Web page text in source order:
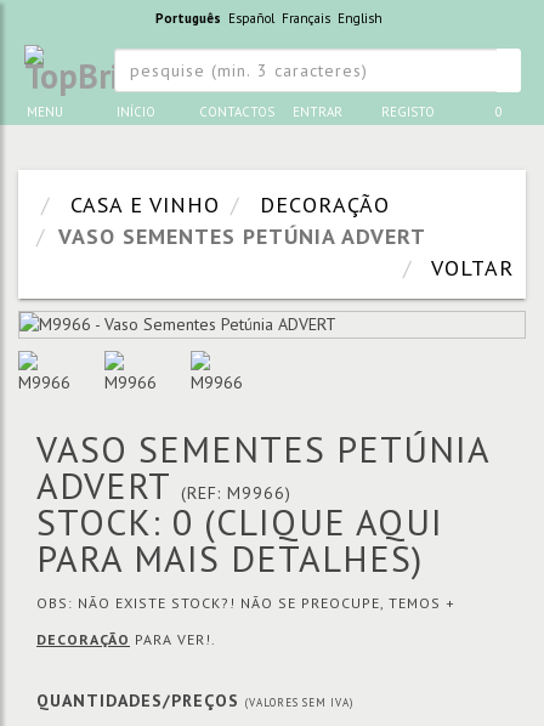
Português Español Français English
MENU INÍCIO CONTACTOS ENTRAR REGISTO 0
CASA E VINHO
DECORAÇÃO
VASO SEMENTES PETÚNIA ADVERT
VOLTAR
VASO SEMENTES PETÚNIA
ADVERT (REF: M9966)
STOCK: 0 (CLIQUE AQUI
PARA MAIS DETALHES)
OBS: NÃO EXISTE STOCK?! NÃO SE PREOCUPE, TEMOS +
DECORAÇÃO PARA VER!.
QUANTIDADES/PREÇOS (VALORES SEM IVA)